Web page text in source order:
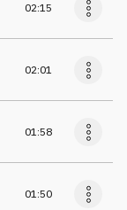
02:15
02:01
01:58
01:50